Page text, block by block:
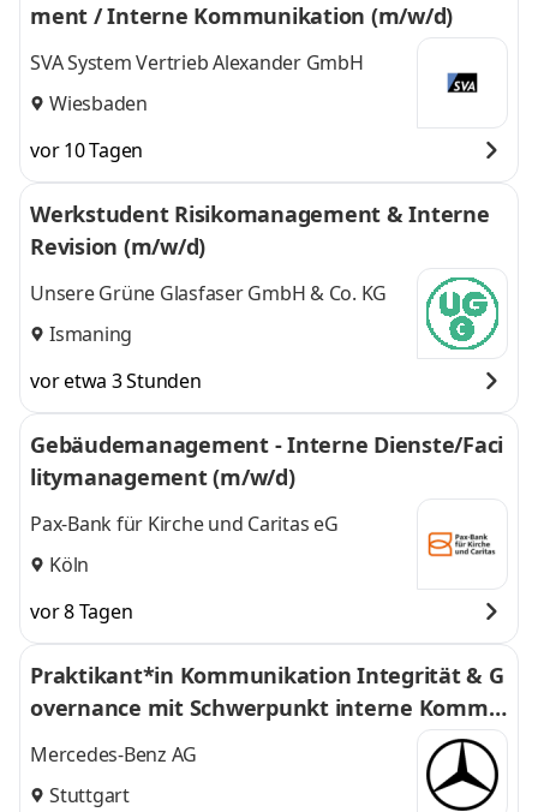
ment / Interne Kommunikation (m/w/d)
SVA System Vertrieb Alexander GmbH
Wiesbaden
vor 10 Tagen
Werkstudent Risikomanagement & Interne
Revision (m/w/d)
Unsere Grüne Glasfaser GmbH & Co. KG
Ismaning
vor etwa 3 Stunden
Gebäudemanagement - Interne Dienste/Faci
litymanagement (m/w/d)
Pax-Bank für Kirche und Caritas eG
Köln
vor 8 Tagen
Praktikant*in Kommunikation Integrität & G
overnance mit Schwerpunkt interne Kommu
nikation (Pflicht-/Kombinations-Praktikum)
Mercedes-Benz AG
Stuttgart